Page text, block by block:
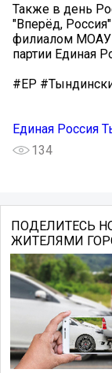
Также в день
"Вперёд,
филиалом МОАУ
партии Единая
#ЕР
Единая Россия
134
ПОДЕЛИТЕСЬ
ЖИТЕЛЯМИ